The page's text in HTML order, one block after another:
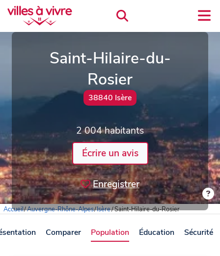
Saint-Hilaire-du-
Rosier
38840 Isère
2 004 habitants
Écrire un avis
Enregistrer
Accueil/Auvergne-Rhône-Alpes/Isère/Saint-Hilaire-du-Rosier
Comparer Population Éducation Sécurité